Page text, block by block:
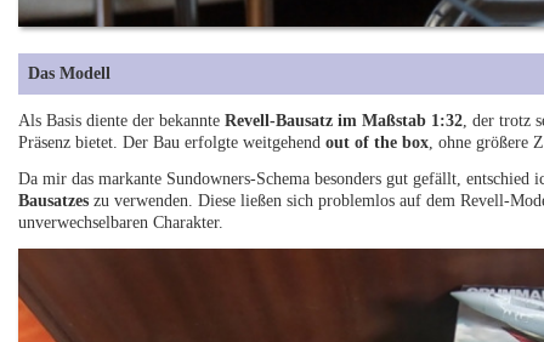
Das Modell
Als Basis diente der bekannteRevell-Bausatz im Maßstab 1:32 , der trotz
Präsenz bietet. Der Bau erfolgte weitgehendout of the box , ohne größere
Da mir das markante Sundowners-Schema besonders gut gefällt,
Bausatzes zu verwenden. Diese ließen sich problemlos auf dem Revell-
unverwechselbaren Charakter.